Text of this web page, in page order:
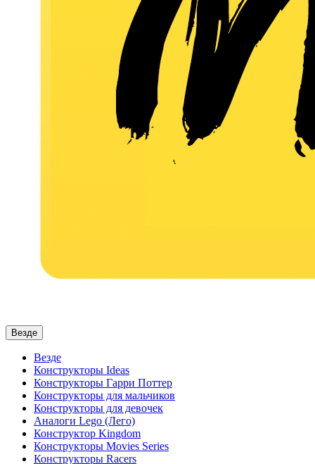
Везде
Везде
Конструкторы Ideas
Конструкторы Гарри Поттер
Конструкторы для мальчиков
Конструкторы для девочек
Аналоги Lego (Лего)
Конструктор Kingdom
Конструкторы Movies Series
Конструкторы Racers